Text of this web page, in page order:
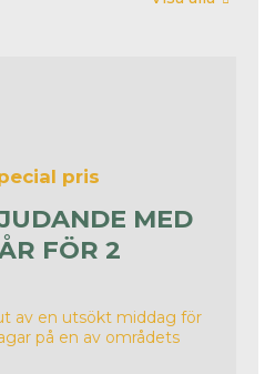
pris
MED
FÖR 2
av en utsökt middag för
på en av områdets